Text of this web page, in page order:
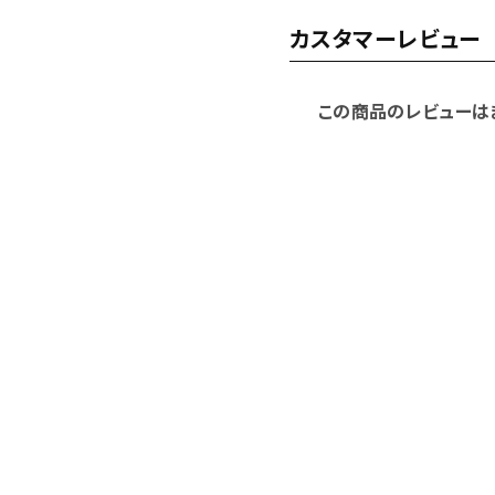
カスタマーレビュー
この商品のレビューは